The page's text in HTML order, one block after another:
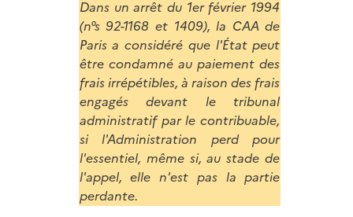
Dans un arrêt du 1er février 1994
(n°s 92-1168 et 1409), la CAA de
Paris a considéré que l'État peut
être condamné au paiement des
frais irrépétibles, à raison des frais
engagés devant le tribunal
administratif par le contribuable,
si l'Administration perd pour
l'essentiel, même si, au stade de
l'appel, elle n'est pas la partie
perdante.